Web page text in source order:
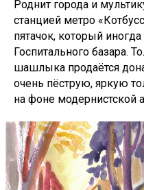
Роднит города и
станцией метро
пятачок, который
Госпитального базара.
шашлыка продаётся
очень пёструю, яркую
на фоне модернистской